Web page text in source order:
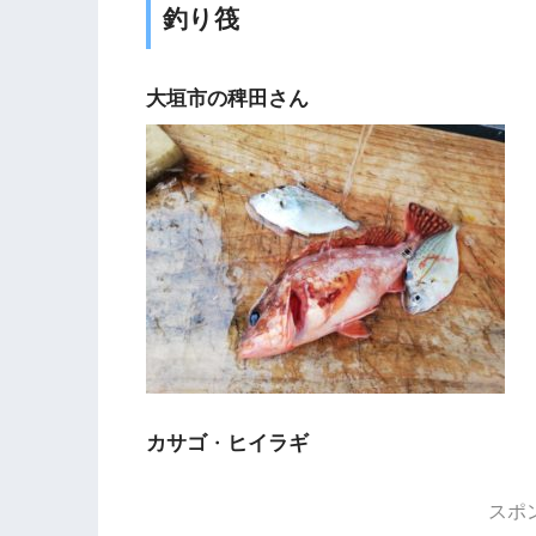
釣り筏
大垣市の稗田さん
カサゴ・ ヒイラギ
スポ